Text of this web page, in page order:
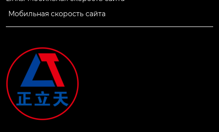
имерно на 10%, выс
ота установки стано
вится меньше, а сро
еличивается.
насос, двигатель, ци
Мобильная скорость сайта